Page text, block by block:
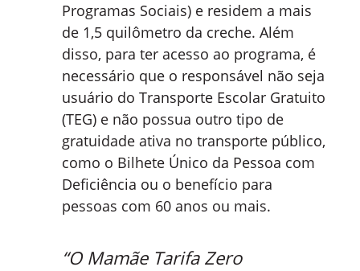
Programas Sociais) e residem a mais
de 1,5 quilômetro da creche. Além
disso, para ter acesso ao programa, é
necessário que o responsável não seja
usuário do Transporte Escolar Gratuito
(TEG) e não possua outro tipo de
gratuidade ativa no transporte público,
como o Bilhete Único da Pessoa com
Deficiência ou o benefício para
pessoas com 60 anos ou mais.
“O Mamãe Tarifa Zero